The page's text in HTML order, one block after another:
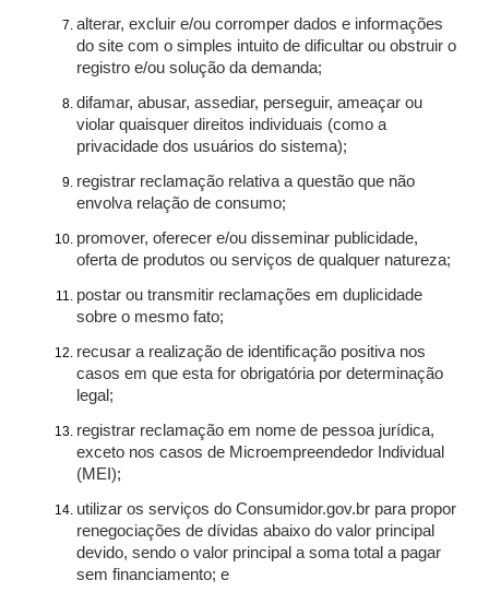
alterar, excluir e/ou corromper dados e informações
do site com o simples intuito de dificultar ou obstruir o
registro e/ou solução da demanda;
difamar, abusar, assediar, perseguir, ameaçar ou
violar quaisquer direitos individuais (como a
privacidade dos usuários do sistema);
registrar reclamação relativa a questão que não
envolva relação de consumo;
promover, oferecer e/ou disseminar publicidade,
oferta de produtos ou serviços de qualquer natureza;
postar ou transmitir reclamações em duplicidade
sobre o mesmo fato;
recusar a realização de identificação positiva nos
casos em que esta for obrigatória por determinação
legal;
registrar reclamação em nome de pessoa jurídica,
exceto nos casos de Microempreendedor Individual
(MEI);
utilizar os serviços do Consumidor.gov.br para propor
renegociações de dívidas abaixo do valor principal
devido, sendo o valor principal a soma total a pagar
sem financiamento; e